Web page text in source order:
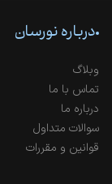
درباره نورسان
وبلاگ
تماس با ما
درباره ما
سوالات متداول
قوانین و مقررات